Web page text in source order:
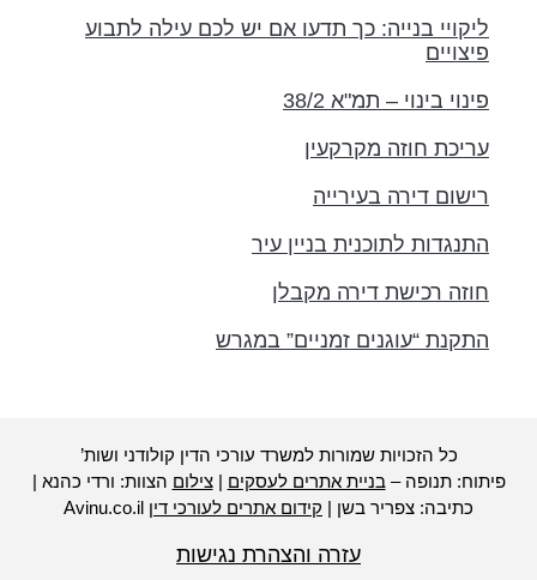
ליקויי בנייה: כך תדעו אם יש לכם עילה לתבוע
פיצויים
פינוי בינוי – תמ"א 38/2
עריכת חוזה מקרקעין
רישום דירה בעירייה
התנגדות לתוכנית בניין עיר
חוזה רכישת דירה מקבלן
התקנת “עוגנים זמניים” במגרש
כל הזכויות שמורות למשרד עורכי הדין קולודני ושות’
תנופה –בניית אתרים לעסקים|צילוםהצוות: ורדי כהנא |
כתיבה: צפריר בשן |קידום אתרים לעורכי דיןAvinu.co.il
עזרה והצהרת נגישות